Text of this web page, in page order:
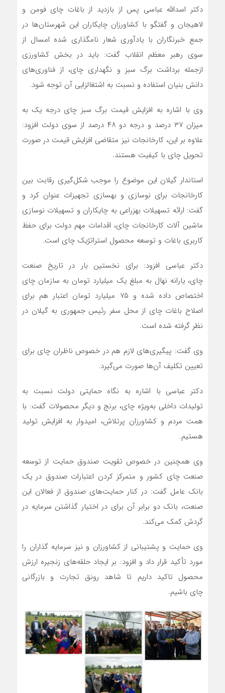
دکتر اسدالله عباسی پس از بازدید از باغات چای فومن و
لاهیجان و گفتگو با کشاورزان چایکاران این شهرستان‌ها در
جمع خبرنگاران با یادآوری شعار نامگذاری شده امسال از
سوی رهبر معظم انقلاب گفت: باید در بخش کشاورزی
ازجمله برداشت برگ سبز و نگهداری چای، از فناوری‌های
دانش بنیان استفاده و نسبت به اشتغالزایی آن توجه شود.
وی با اشاره به افزایش قیمت برگ سبز چای درجه یک به
میزان ۳۷ درصد و درجه دو ۴۸ درصد از سوی دولت افزود:
علاوه بر این، کارخانجات نیز متقاضی افزایش قیمت در صورت
تحویل چای با کیفیت هستند.
استاندار گیلان این موضوع را موجب شکل‌گیری رقابت بین
کارخانجات برای نوسازی و بهسازی تجهیزات عنوان کرد و
گفت: ارائه تسهیلات بهزراعی به چایکاران و تسهیلات نوسازی
ماشین آلات کارخانجات چای، اقدامات مهم دولت برای حفظ
کاربری باغات و توسعه محصول استراتژیک چای است.
دکتر عباسی افزود: برای نخستین بار در تاریخ صنعت
چای، یارانه نهال به مبلغ یک میلیارد تومان به سازمان چای
اختصاص داده شده و ۷۵ میلیارد تومان اعتبار هم برای
اصلاح باغات چای از محل سفر رئیس جمهوری به گیلان در
نظر گرفته شده است.
وی گفت: پیگیری‌های لازم هم در خصوص ناظران چای برای
تعیین تکلیف آن‌ها صورت می‌گیرد.
دکتر عباسی با اشاره به نگاه حمایتی دولت نسبت به
تولیدات داخلی به‌ویژه چای، برنج و دیگر محصولات گفت: با
همت مردم و کشاورزان پرتلاش، امیدوار به افزایش تولید
هستیم.
وی همچنین در خصوص تقویت صندوق حمایت از توسعه
صنعت چای کشور و متمرکز کردن اعتبارات صندوق در یک
بانک عامل گفت: در کنار حمایت‌های صندوق از فعالان این
صنعت، بانک دو برابر آن برای در اختیار گذاشتن سرمایه در
گردش کمک می‌کند.
وی حمایت و پشتیبانی از کشاورزان و نیز سرمایه گذاران را
مورد تأکید قرار داد و افزود: بر ایجاد حلقه‌های زنجیره ارزش
محصول تاکید داریم تا شاهد رونق تجارت و بازرگانی
چای باشیم.